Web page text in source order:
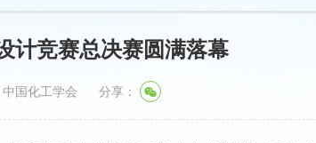
计竞赛总决赛圆满落幕
国化工学会 分享：